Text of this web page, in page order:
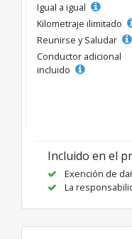
Igual a igual
Kilometraje ilimitado
Reunirse y Saludar
Conductor adicional
incluido
Incluido en el
Exención de
La